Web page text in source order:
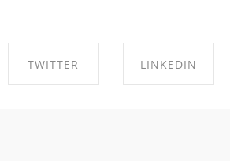
TWITTER LINKEDIN